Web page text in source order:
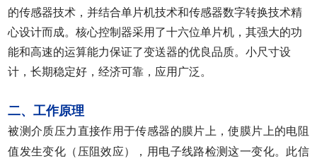
的传感器技术，并结合单片机技术和传感器数字转换技术精
心设计而成。核心控制器采用了十六位单片机，其强大的功
能和高速的运算能力保证了变送器的优良品质。小尺寸设
计 ，长期稳定好，经济可靠，应用广泛。
二、工作原理
被测介质压力直接作用于传感器的膜片上，使膜片上的电阻
值发生变化（压阻效应），用电子线路检测这一变化。此信